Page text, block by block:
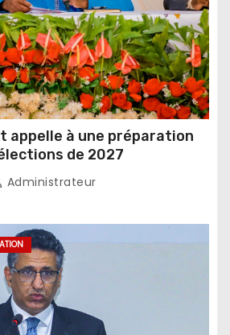
appelle à une préparation
de 2027
Administrateur